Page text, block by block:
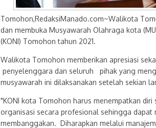
Tomohon,RedaksiManado.com~Walikota
dan membuka Musyawarah Olahraga kota
(KONI) Tomohon tahun 2021.
Walikota Tomohon memberikan apresiasi
penyelenggara dan seluruh pihak yang
musyawarah ini dilaksanakan setelah sekian
"KONI kota Tomohon harus menempatkan
organisasi secara profesional sehingga
membanggakan. Diharapkan melalui